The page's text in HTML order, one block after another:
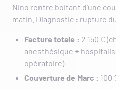
Nino rentre boitant d’une
matin. Diagnostic : rupture
Facture totale : 2 150 €
anesthésique +
opératoire)
Couverture de Marc : 100